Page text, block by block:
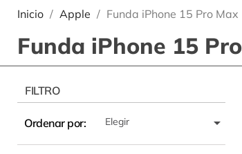
Inicio Apple Funda iPhone 15 Pro Max
Funda iPhone 15
FILTRO
Ordenar por: Elegir 